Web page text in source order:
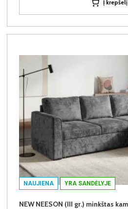
Į krepšelį
NAUJIENA YRA SANDĖLYJE